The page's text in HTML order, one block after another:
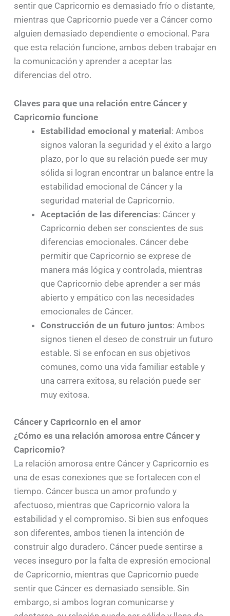
sentir que Capricornio es demasiado frío o distante,
mientras que Capricornio puede ver a Cáncer como
alguien demasiado dependiente o emocional. Para
que esta relación funcione, ambos deben trabajar en
la comunicación y aprender a aceptar las
diferencias del otro.
Claves para que una relación entre Cáncer y
Capricornio funcione
Estabilidad emocional y material : Ambos
signos valoran la seguridad y el éxito a largo
plazo, por lo que su relación puede ser muy
sólida si logran encontrar un balance entre la
estabilidad emocional de Cáncer y la
seguridad material de Capricornio.
Aceptación de las diferencias: Cáncer y
Capricornio deben ser conscientes de sus
diferencias emocionales. Cáncer debe
permitir que Capricornio se exprese de
manera más lógica y controlada, mientras
que Capricornio debe aprender a ser más
abierto y empático con las necesidades
emocionales de Cáncer.
Construcción de un futuro juntos: Ambos
signos tienen el deseo de construir un futuro
estable. Si se enfocan en sus objetivos
comunes, como una vida familiar estable y
una carrera exitosa, su relación puede ser
muy exitosa.
Cáncer y Capricornio en el amor
¿Cómo es una relación amorosa entre Cáncer y
Capricornio?
La relación amorosa entre Cáncer y Capricornio es
una de esas conexiones que se fortalecen con el
tiempo. Cáncer busca un amor profundo y
afectuoso, mientras que Capricornio valora la
estabilidad y el compromiso. Si bien sus enfoques
son diferentes, ambos tienen la intención de
construir algo duradero. Cáncer puede sentirse a
veces inseguro por la falta de expresión emocional
de Capricornio, mientras que Capricornio puede
sentir que Cáncer es demasiado sensible. Sin
embargo, si ambos logran comunicarse y